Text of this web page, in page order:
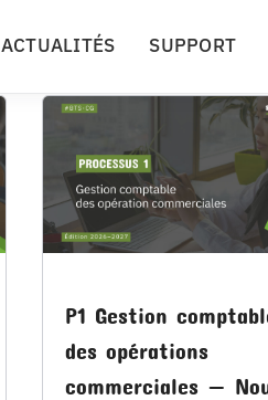
ACTUALITÉS SUPPORT
P1 Gestion
des opérations
commerciales —